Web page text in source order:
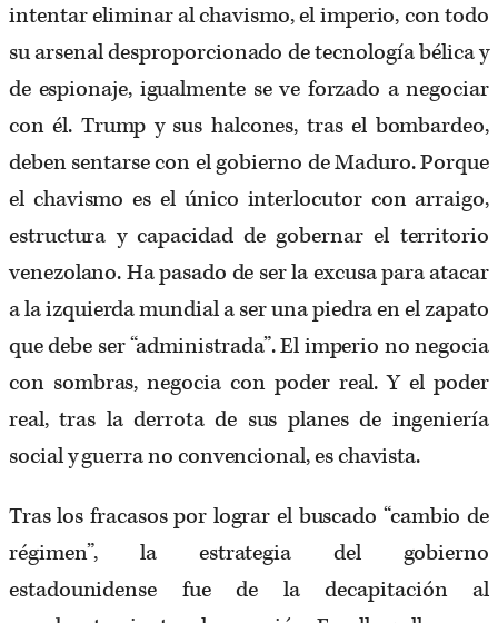
intentar eliminar al chavismo, el imperio, con todo
su arsenal desproporcionado de tecnología bélica y
de espionaje, igualmente se ve forzado a negociar
con él. Trump y sus halcones, tras el bombardeo,
deben sentarse con el gobierno de Maduro. Porque
el chavismo es el único interlocutor con arraigo,
estructura y capacidad de gobernar el territorio
venezolano. Ha pasado de ser la excusa para atacar
a la izquierda mundial a ser una piedra en el zapato
que debe ser “administrada”. El imperio no negocia
con sombras, negocia con poder real. Y el poder
real, tras la derrota de sus planes de ingeniería
social y guerra no convencional, es chavista.
Tras los fracasos por lograr el buscado “cambio de
régimen”, la estrategia del gobierno
estadounidense fue de la decapitación al